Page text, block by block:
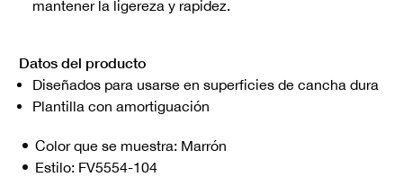
mantener la ligereza y rapidez.
Datos del producto
Diseñados para usarse en superficies de cancha dura
Plantilla con amortiguación
Color que se muestra: Marrón
Estilo: FV5554-104